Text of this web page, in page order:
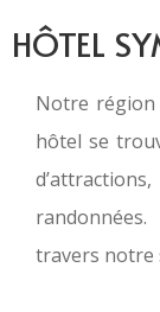
HÔTEL
Notre région
hôtel se
travers notre